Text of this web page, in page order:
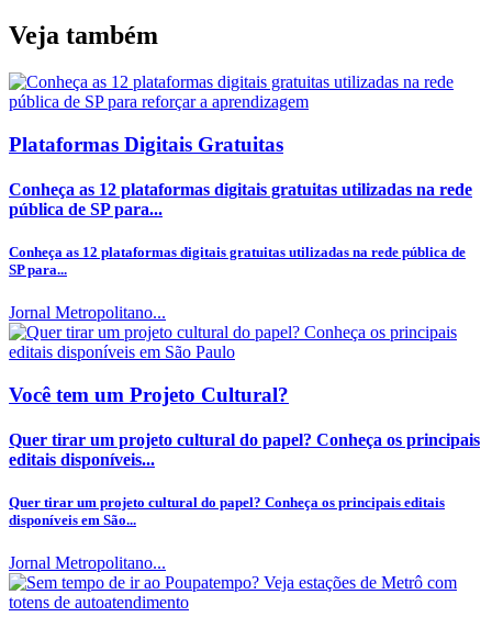
Veja também
Plataformas Digitais Gratuitas
Conheça as 12 plataformas digitais gratuitas utilizadas na rede
pública de SP para...
Conheça as 12 plataformas digitais gratuitas utilizadas na rede pública de
SP para...
Jornal Metropolitano...
Você tem um Projeto Cultural?
Quer tirar um projeto cultural do papel? Conheça os principais
editais disponíveis...
Quer tirar um projeto cultural do papel? Conheça os principais editais
disponíveis em São...
Jornal Metropolitano...